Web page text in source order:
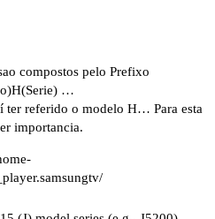
compostos pelo Prefixo
…
referido o modelo H… Para esta
importancia.